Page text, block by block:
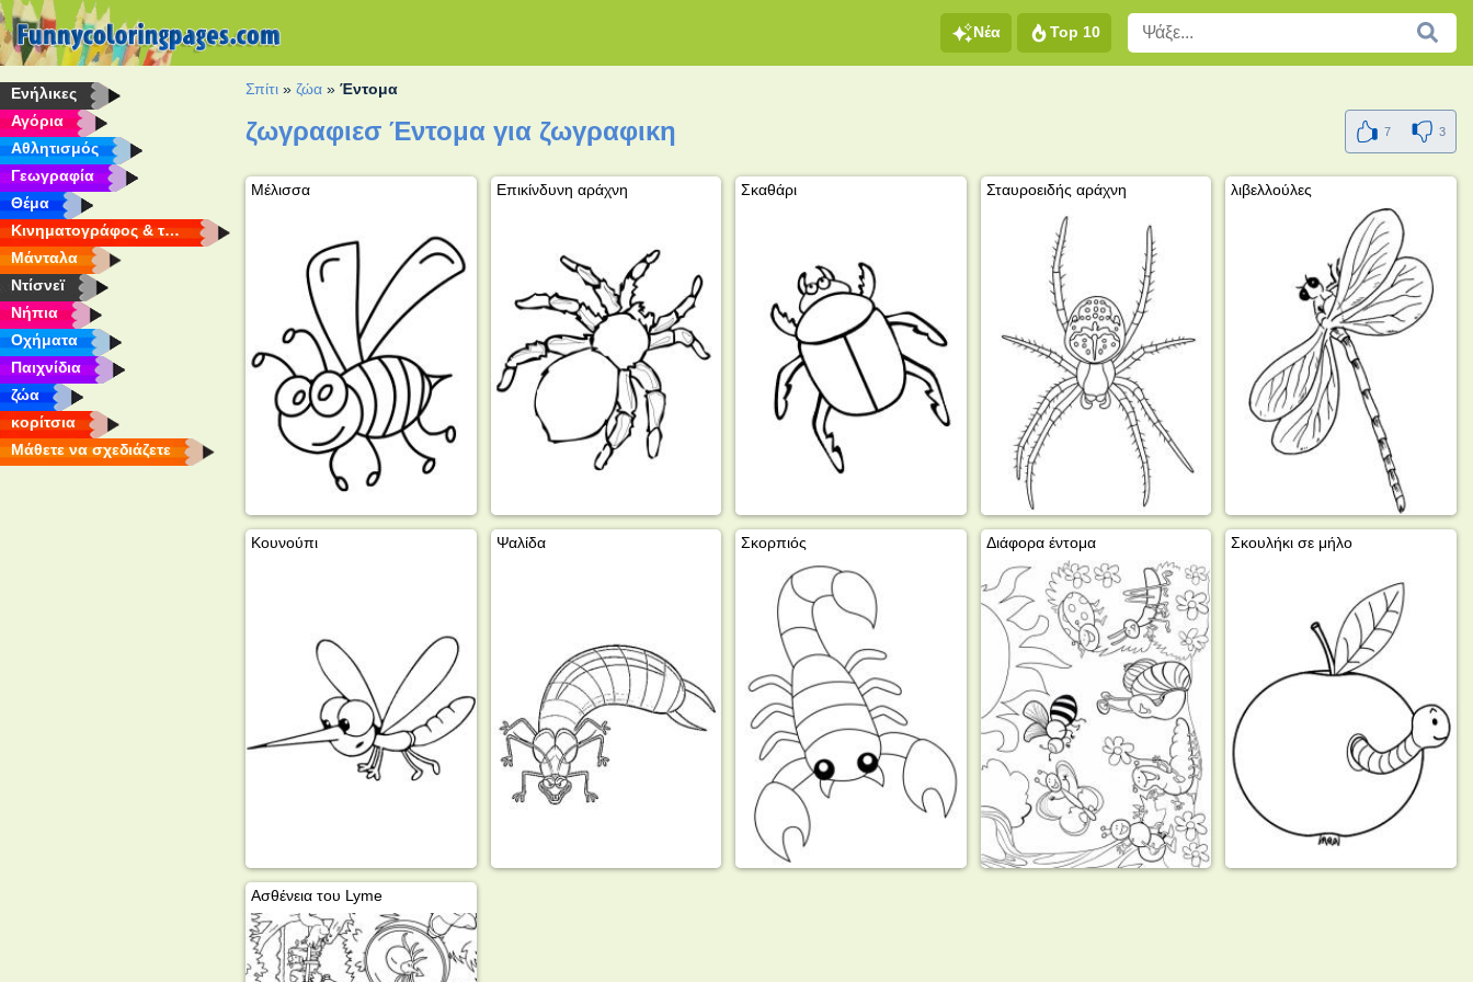
Νέα Top 10
Eνήλικες
Αγόρια
Αθλητισμός
Γεωγραφία
Θέμα
Κινηματογράφος & τηλεόραση
Μάνταλα
Ντίσνεϊ
Νήπια
Οχήματα
Παιχνίδια
ζώα
κορίτσια
Μάθετε να σχεδιάζετε
Σπίτι »ζώα »Έντομα
ζωγραφιεσ Έντομα για ζωγραφικη 7 3
Μέλισσα Επικίνδυνη αράχνη Σκαθάρι Σταυροειδής αράχνη λιβελλούλες
Κουνούπι Ψαλίδα Σκορπιός Διάφορα έντομα Σκουλήκι σε μήλο
Ασθένεια του Lyme